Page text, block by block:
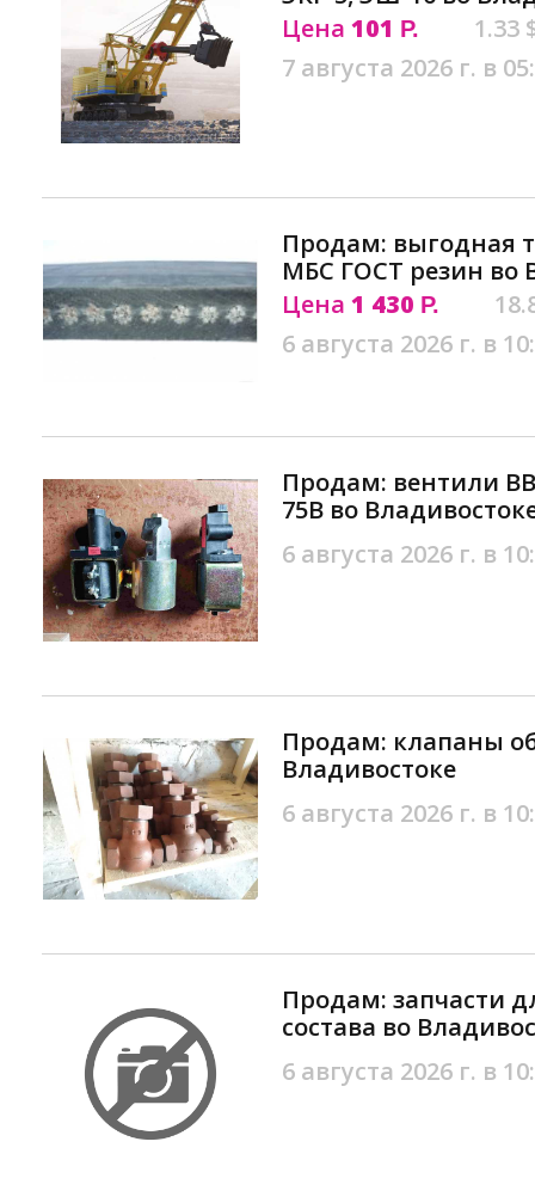
Цена 101 Р.
1.33
7 августа 2026 г. в
Продам: выгодная
МБС ГОСТ резин во
Цена 1 430 Р.
6 августа 2026 г. в
Продам: вентили
75В во
6 августа 2026 г. в
Продам: клапаны
Владивостоке
6 августа 2026 г. в
Продам: запчасти
состава во
6 августа 2026 г. в